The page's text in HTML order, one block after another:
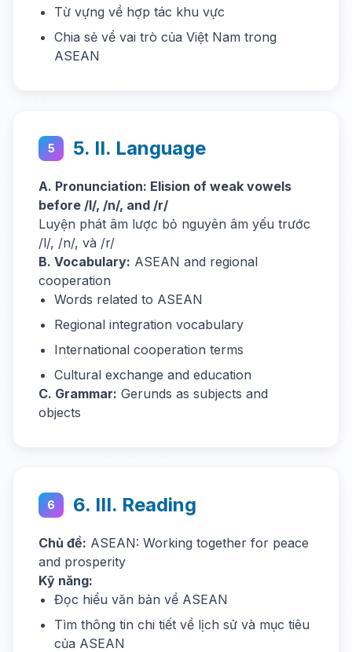
Từ vựng về hợp tác khu vực
Chia sẻ về vai trò của Việt Nam trong
ASEAN
5 5. II. Language
A. Pronunciation: Elision of weak vowels
before /l/, /n/, and /r/
Luyện phát âm lược bỏ nguyên âm yếu trước
/l/, /n/, và /r/
B. Vocabulary: ASEAN and regional
cooperation
Words related to ASEAN
Regional integration vocabulary
International cooperation terms
Cultural exchange and education
C. Grammar: Gerunds as subjects and
objects
6 6. III. Reading
Chủ đề: ASEAN: Working together for peace
and prosperity
Kỹ năng:
Đọc hiểu văn bản về ASEAN
Tìm thông tin chi tiết về lịch sử và mục tiêu
của ASEAN